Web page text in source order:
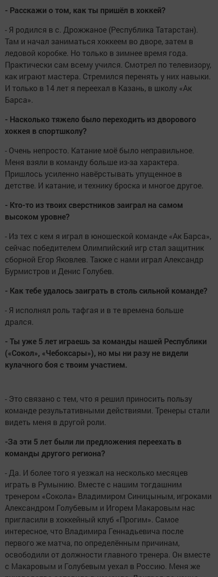
- Расскажи о том, как ты пришёл в хоккей?
- Я родился в с. Дрожжаное (Республика Татарстан).
Там и начал заниматься хоккеем во дворе, затем в
ледовой коробке. Но только в зимнее время года.
Практически сам всему учился. Смотрел по телевизору,
как играют мастера. Стремился перенять у них навыки.
И только в 14 лет я переехал в Казань, в школу «Ак
Барса».
- Насколько тяжело было переходить из дворового
хоккея в спортшколу?
- Очень непросто. Катание моё было неправильное.
Меня взяли в команду больше из-за характера.
Пришлось усиленно навёрстывать упущенное в
детстве. И катание, и технику броска и многое другое.
- Кто-то из твоих сверстников заиграл на самом
высоком уровне?
- Из тех с кем я играл в юношеской команде «Ак Барса»,
сейчас победителем Олимпийский игр стал защитник
сборной Егор Яковлев. Также с нами играл Александр
Бурмистров и Денис Голубев.
- Как тебе удалось заиграть в столь сильной команде?
- Я исполнял роль тафгая и в те времена больше
дрался.
- Ты уже 5 лет играешь за команды нашей Республики
(«Сокол», «Чебоксары»), но мы ни разу не видели
кулачного боя с твоим участием.
- Это связано с тем, что я решил приносить пользу
команде результативными действиями. Тренеры стали
видеть меня в другой роли.
-За эти 5 лет были ли предложения переехать в
команды другого региона?
- Да. И более того я уезжал на несколько месяцев
играть в Румынию. Вместе с нашим тогдашним
тренером «Сокола» Владимиром Синицыным, игроками
Александром Голубевым и Игорем Макаровым нас
пригласили в хоккейный клуб «Прогим». Самое
интересное, что Владимира Геннадьевича после
первого же матча, по определённым причинам,
освободили от должности главного тренера. Он вместе
с Макаровым и Голубевым уехал в Россию. Меня же